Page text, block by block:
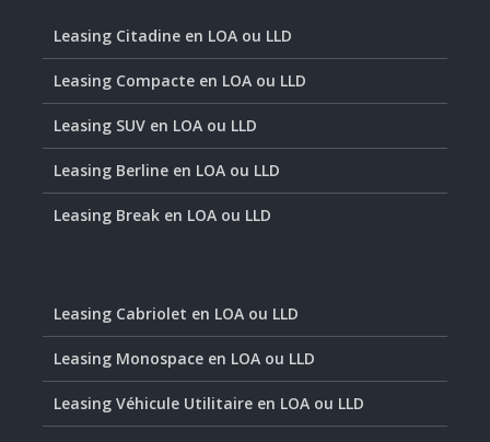
Leasing Citadine en LOA ou LLD
Leasing Compacte en LOA ou LLD
Leasing SUV en LOA ou LLD
Leasing Berline en LOA ou LLD
Leasing Break en LOA ou LLD
Leasing Cabriolet en LOA ou LLD
Leasing Monospace en LOA ou LLD
Leasing Véhicule Utilitaire en LOA ou LLD